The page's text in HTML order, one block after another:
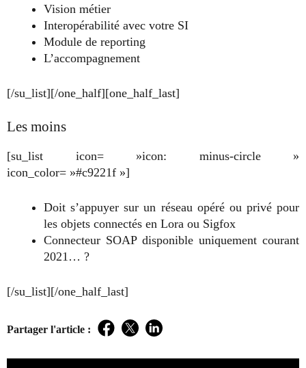
Vision métier
Interopérabilité avec votre SI
Module de reporting
L’accompagnement
[/su_list][/one_half][one_half_last]
Les moins
[su_list icon= »icon: minus-circle »
icon_color= »#c9221f »]
Doit s’appuyer sur un réseau opéré ou privé pour
les objets connectés en Lora ou Sigfox
Connecteur SOAP disponible uniquement courant
2021… ?
[/su_list][/one_half_last]
Partager l'article : Facebook
TwitterLinkedIn